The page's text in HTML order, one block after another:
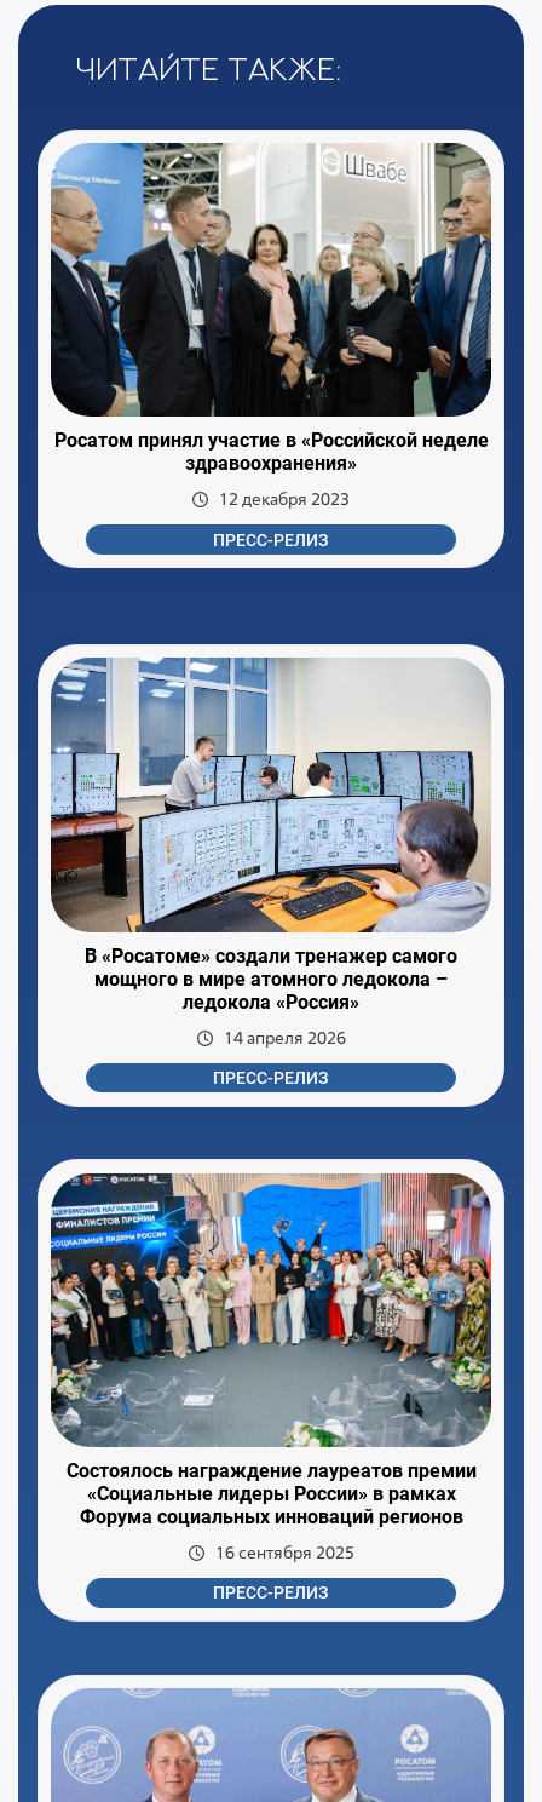
Читайте также:
Росатом принял участие в «Российской неделе
здравоохранения»
12 декабря 2023
ПРЕСС-РЕЛИЗ
В «Росатоме» создали тренажер самого
мощного в мире атомного ледокола –
ледокола «Россия»
14 апреля 2026
ПРЕСС-РЕЛИЗ
Состоялось награждение лауреатов премии
«Социальные лидеры России» в рамках
Форума социальных инноваций регионов
16 сентября 2025
ПРЕСС-РЕЛИЗ